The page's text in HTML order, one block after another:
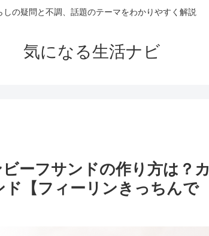
しの疑問と不調、話題のテーマをわかりやすく解説
気になる生活ナビ
ーフサンドの作り方は？カ
【フィーリンきっちんで